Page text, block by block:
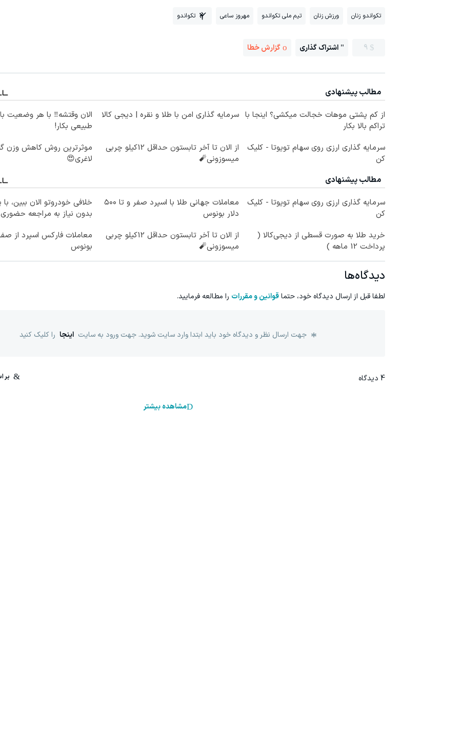
تکواندو زنان ورزش زنان تیم ملی تکواندو مهروز ساعی تکواندو
9 اشتراک گذاری گزارش خطا
مطالب پیشنهادی
از کم پشتی موهات خجالت میکشی؟ اینجا با
تراکم بالا بکار
سرمایه گذاری امن با طلا و نقره | دیجی کالا
الان وقتشه‼️ با هر وضعیت
طبیعی بکار!
سرمایه گذاری ارزی روی سهام تویوتا - کلیک
کن
از الان تا آخر تابستون حداقل 12کیلو چربی
میسوزونی🧨
لاغری😍
مطالب پیشنهادی
سرمایه گذاری ارزی روی سهام تویوتا - کلیک
کن
معاملات جهانی طلا با اسپرد صفر و تا ۵۰۰
دلار بونوس
خلافی خودروتو الان ببین،
بدون نیاز به مراجعه حضوری
خرید طلا به صورت قسطی از دیجی‌کالا (
پرداخت 12 ماهه )
از الان تا آخر تابستون حداقل 12کیلو چربی
میسوزونی🧨
بونوس
دیدگاه‌ها
لطفا قبل از ارسال دیدگاه خود، حتماقوانین و مقررات را مطالعه فرمایید.
جهت ارسال نظر و دیدگاه خود باید ابتدا وارد سایت شوید. جهت ورود به سایت اینجا را کلیک کنید
4 دیدگاه
مشاهده بیشتر